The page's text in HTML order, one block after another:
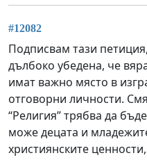
#12082
Подписвам тази
дълбоко убедена, че
имат важно място в
отговорни личности.
“Религия” трябва да
може децата и
християнските